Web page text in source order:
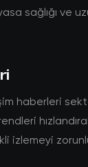
sağlığı ve
haberleri
izlemeyi